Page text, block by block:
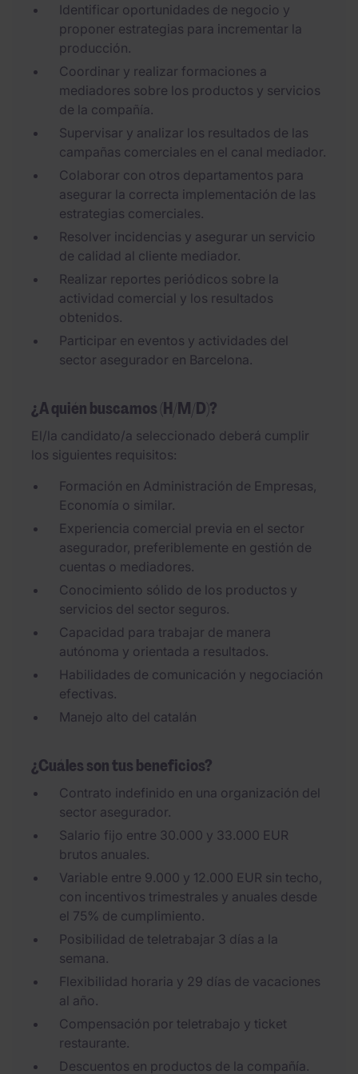
Identificar oportunidades de negocio y
proponer estrategias para incrementar la
producción.
Coordinar y realizar formaciones a
mediadores sobre los productos y servicios
de la compañía.
Supervisar y analizar los resultados de las
campañas comerciales en el canal mediador.
Colaborar con otros departamentos para
asegurar la correcta implementación de las
estrategias comerciales.
Resolver incidencias y asegurar un servicio
de calidad al cliente mediador.
Realizar reportes periódicos sobre la
actividad comercial y los resultados
obtenidos.
Participar en eventos y actividades del
sector asegurador en Barcelona.
¿A quién buscamos (H/M/D)?
El/la candidato/a seleccionado deberá cumplir
los siguientes requisitos:
Formación en Administración de Empresas,
Economía o similar.
Experiencia comercial previa en el sector
asegurador, preferiblemente en gestión de
cuentas o mediadores.
Conocimiento sólido de los productos y
servicios del sector seguros.
Capacidad para trabajar de manera
autónoma y orientada a resultados.
Habilidades de comunicación y negociación
efectivas.
Manejo alto del catalán
¿Cuáles son tus beneficios?
Contrato indefinido en una organización del
sector asegurador.
Salario fijo entre 30.000 y 33.000 EUR
brutos anuales.
Variable entre 9.000 y 12.000 EUR sin techo,
con incentivos trimestrales y anuales desde
el 75% de cumplimiento.
Posibilidad de teletrabajar 3 días a la
semana.
Flexibilidad horaria y 29 días de vacaciones
al año.
Compensación por teletrabajo y ticket
restaurante.
Descuentos en productos de la compañía.